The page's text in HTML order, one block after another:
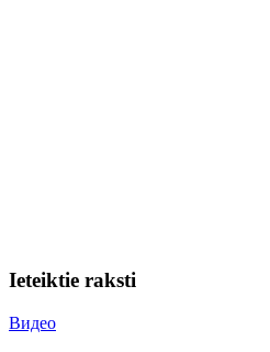
Ieteiktie raksti
Видео